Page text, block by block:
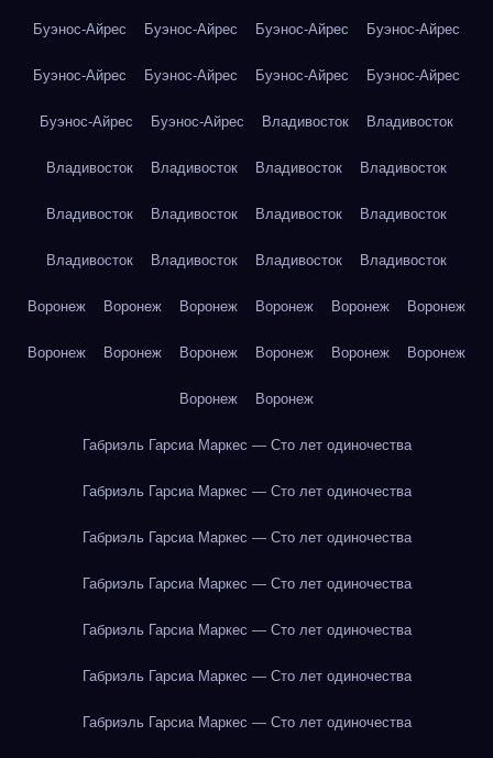
Буэнос-Айрес Буэнос-Айрес Буэнос-Айрес Буэнос-Айрес
Буэнос-Айрес Буэнос-Айрес Буэнос-Айрес Буэнос-Айрес
Буэнос-Айрес Буэнос-Айрес Владивосток Владивосток
Владивосток Владивосток Владивосток Владивосток
Владивосток Владивосток Владивосток Владивосток
Владивосток Владивосток Владивосток Владивосток
Воронеж Воронеж Воронеж Воронеж Воронеж Воронеж
Воронеж Воронеж Воронеж Воронеж Воронеж Воронеж
Воронеж Воронеж
Габриэль Гарсиа Маркес — Сто лет одиночества
Габриэль Гарсиа Маркес — Сто лет одиночества
Габриэль Гарсиа Маркес — Сто лет одиночества
Габриэль Гарсиа Маркес — Сто лет одиночества
Габриэль Гарсиа Маркес — Сто лет одиночества
Габриэль Гарсиа Маркес — Сто лет одиночества
Габриэль Гарсиа Маркес — Сто лет одиночества